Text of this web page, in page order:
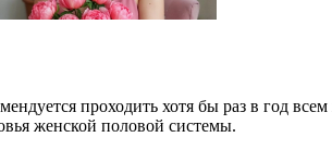
проходить хотя бы раз в год
женской половой системы.